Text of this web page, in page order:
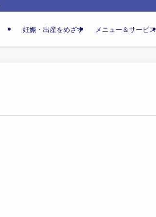
妊娠・出産をめざす メニュー＆サービス